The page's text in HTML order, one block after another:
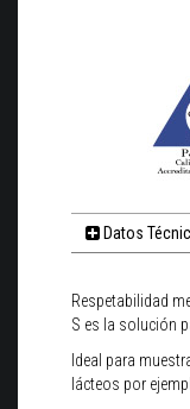
Datos
Respetabilidad
S es la solución
Ideal para
lácteos por